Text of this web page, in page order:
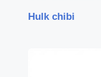
Hulk chibi